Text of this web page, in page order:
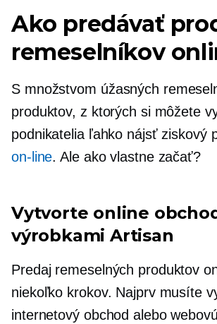
Ako predávať
remeselníkov
S množstvom úžasných
produktov, z ktorých si môžete
podnikatelia ľahko nájsť ziskový
on-line. Ale ako vlastne začať?
Vytvorte online
výrobkami Artisan
Predaj remeselných produktov
niekoľko krokov. Najprv musíte
internetový obchod alebo